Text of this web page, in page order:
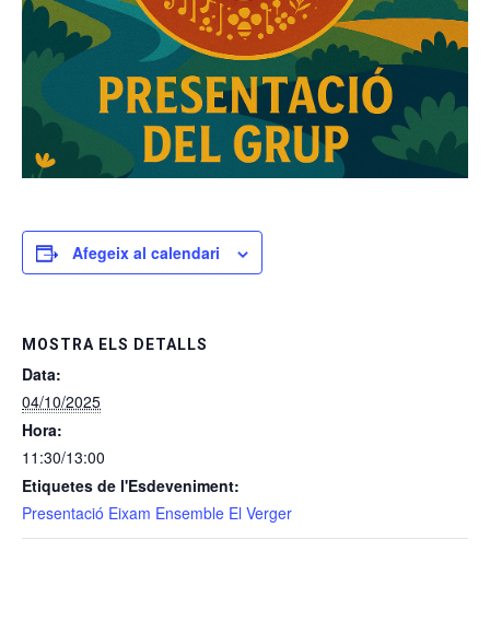
Afegeix al calendari
MOSTRA ELS DETALLS
Data:
04/10/2025
Hora:
11:30/13:00
Etiquetes de l'Esdeveniment:
Presentació Eixam Ensemble El Verger